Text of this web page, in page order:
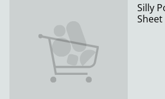
Silly
Sheet